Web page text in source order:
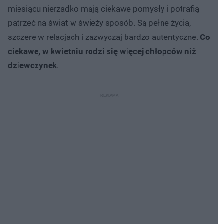
miesiącu nierzadko mają ciekawe pomysły i potrafią
patrzeć na świat w świeży sposób. Są pełne życia,
szczere w relacjach i zazwyczaj bardzo autentyczne. Co
ciekawe, w kwietniu rodzi się więcej chłopców niż
dziewczynek.